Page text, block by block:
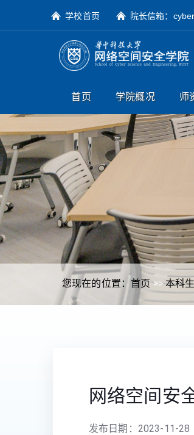
学校首页 院长信箱：
首页 学院概况 师
您现在的位置：首页>>本科
网络空间安
发布日期： 2023-11-28